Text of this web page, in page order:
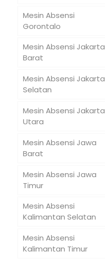
Mesin Absensi
Gorontalo
Mesin Absensi Jakarta
Barat
Mesin Absensi Jakarta
Selatan
Mesin Absensi Jakarta
Utara
Mesin Absensi Jawa
Barat
Mesin Absensi Jawa
Timur
Mesin Absensi
Kalimantan Selatan
Mesin Absensi
Kalimantan Timur